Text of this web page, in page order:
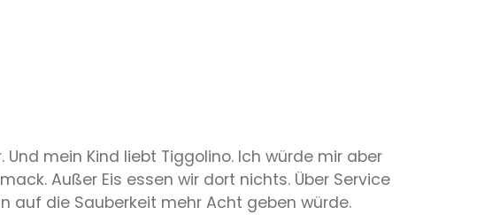
mein Kind liebt Tiggolino. Ich würde mir aber
Außer Eis essen wir dort nichts. Über Service
auf die Sauberkeit mehr Acht geben würde.